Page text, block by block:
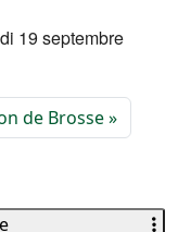
19 septembre
de Brosse